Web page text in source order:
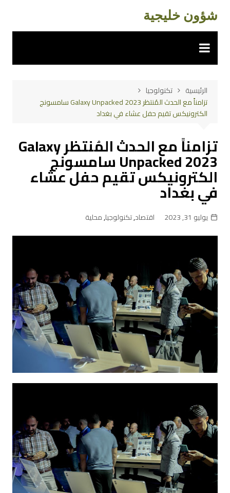
المحتوى
شؤون خليجية
الرئيسية
تكنولوجيا
تزامناً مع الحدث المُنتظر Galaxy Unpacked 2023 سامسونج
الكترونيكس تقيم حفل عشاء في بغداد
تزامناً مع الحدث المُنتظر Galaxy
Unpacked 2023 سامسونج
الكترونيكس تقيم حفل عشاء
في بغداد
يوليو 31, 2023 اقتصاد,تكنولوجيا,محلية